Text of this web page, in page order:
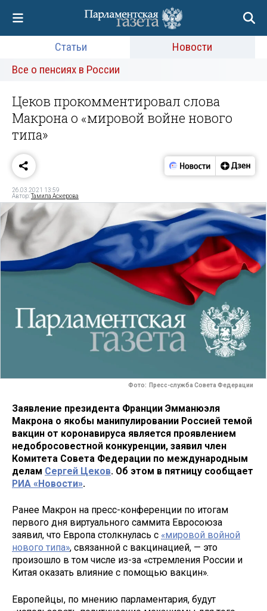
Статьи
Новости
Все о пенсиях в России
Цеков прокомментировал слова
Макрона о «мировой войне нового
типа»
26.03.2021 13:59
Автор:Тамила Аскерова
Фото: Пресс-служба Совета Федерации
Заявление президента Франции Эмманюэля
Макрона о якобы манипулировании Россией темой
вакцин от коронавируса является проявлением
недобросовестной конкуренции, заявил член
Комитета Совета Федерации по международным
делам Сергей Цеков. Об этом в пятницу сообщает
РИА «Новости».
Ранее Макрон на пресс-конференции по итогам
первого дня виртуального саммита Евросоюза
заявил, что Европа столкнулась с «мировой войной
нового типа», связанной с вакцинацией, — это
произошло в том числе из-за «стремления России и
Китая оказать влияние с помощью вакцин».
Европейцы, по мнению парламентария, будут